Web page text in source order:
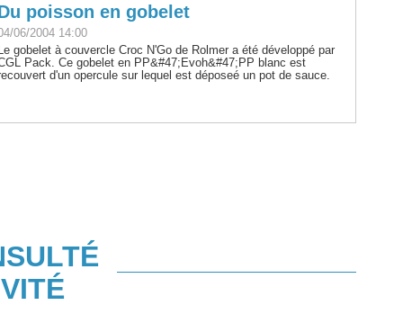
poisson en gobelet
06/2004 14:00
gobelet à couvercle Croc N'Go de Rolmer a été développé par
Pack. Ce gobelet en PP&#47;Evoh&#47;PP blanc est
d'un opercule sur lequel est déposeé un pot de sauce.